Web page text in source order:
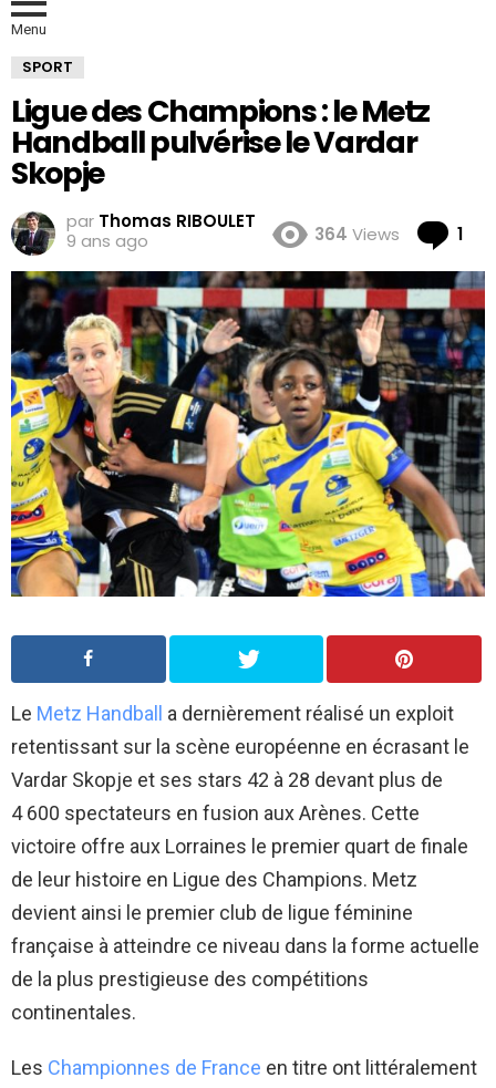
Menu
SPORT
Ligue des Champions : le Metz
Handball pulvérise le Vardar
Skopje
par Thomas RIBOULET
9 ans ago
364 Views 1
Le Metz Handball
a dernièrement réalisé un exploit
retentissant sur la scène européenne en écrasant le
Vardar Skopje et ses stars 42 à 28 devant plus de
4 600 spectateurs en fusion aux Arènes. Cette
victoire offre aux Lorraines le premier quart de finale
de leur histoire en Ligue des Champions. Metz
devient ainsi le premier club de ligue féminine
française à atteindre ce niveau dans la forme actuelle
de la plus prestigieuse des compétitions
continentales.
Les Championnes de France en titre ont littéralement